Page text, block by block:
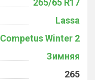
265/65 R17
Lassa
Competus Winter 2
Зимняя
265